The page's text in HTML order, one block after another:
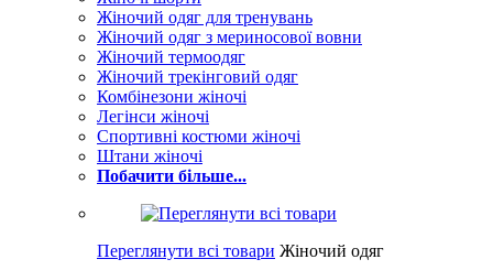
Жіночий одяг для тренувань
Жіночий одяг з мериносової вовни
Жіночий термоодяг
Жіночий трекінговий одяг
Комбінезони жіночі
Легінси жіночі
Спортивні костюми жіночі
Штани жіночі
Побачити більше...
Переглянути всі товари Жіночий одяг